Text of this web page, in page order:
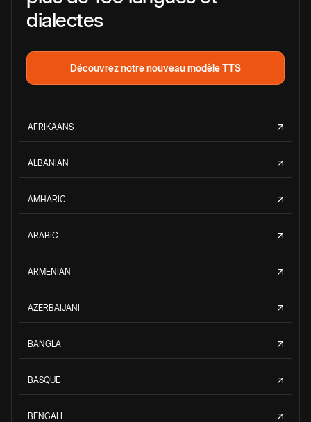
dialectes
Découvrez notre nouveau modèle TTS
AFRIKAANS
ALBANIAN
AMHARIC
ARABIC
ARMENIAN
AZERBAIJANI
BANGLA
BASQUE
BENGALI